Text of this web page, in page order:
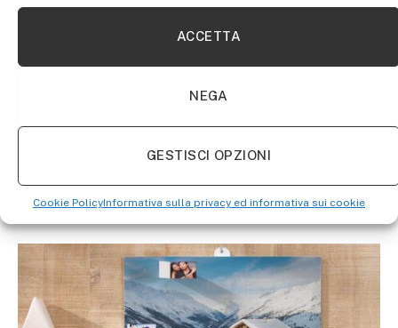
ACCETTA
NEGA
GESTISCI OPZIONI
Cookie PolicyInformativa sulla privacy ed informativa sui cookie
HOBBY
Come creare una wedding bag fai da te?